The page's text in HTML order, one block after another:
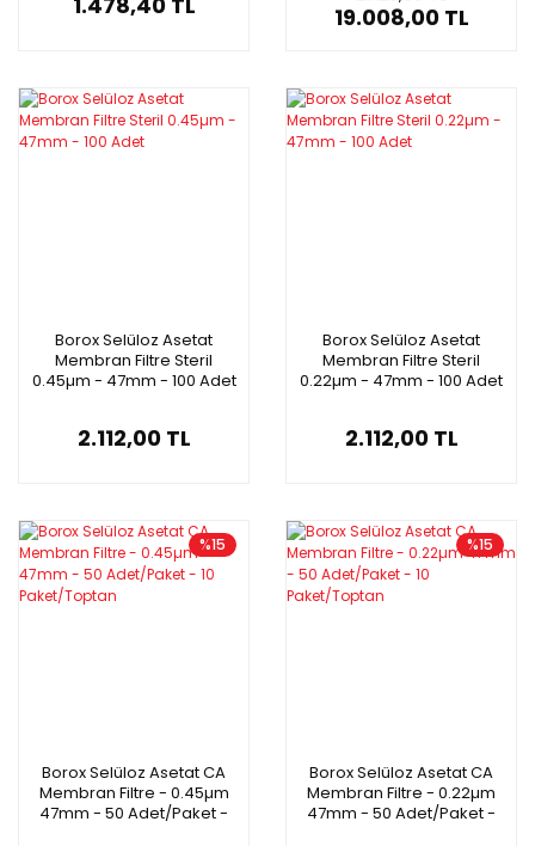
19.008,00 TL
Borox Selüloz Asetat
Membran Filtre Steril
0.45µm - 47mm - 100 Adet
2.112,00 TL
Borox Selüloz Asetat
Membran Filtre Steril
0.22µm - 47mm - 100 Adet
2.112,00 TL
%15
Borox Selüloz Asetat CA
Membran Filtre - 0.45µm
47mm - 50 Adet/Paket -
%15
Borox Selüloz Asetat CA
Membran Filtre - 0.22µm
47mm - 50 Adet/Paket -